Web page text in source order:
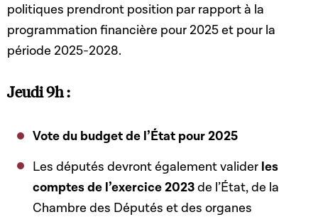
politiques prendront position par rapport à la
programmation financière pour 2025 et pour la
période 2025-2028.
Jeudi 9h :
Vote du budget de l’État pour 2025
Les députés devront également valider les
comptes de l’exercice 2023de l’État, de la
Chambre des Députés et des organes